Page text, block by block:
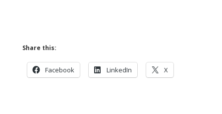
Share this:
Facebook LinkedIn X